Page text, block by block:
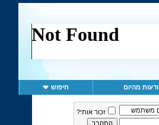
מהיום חיפוש
זכור אותי?